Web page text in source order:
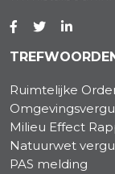
Ruimtelijke
Milieu Effect
Natuurwet
PAS melding